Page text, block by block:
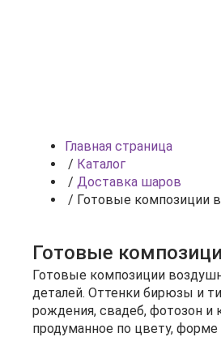
Главная страница
/ Каталог
/ Доставка шаров
/ Готовые композиции
Готовые
Готовые композиции
деталей. Оттенки бирюзы и
рождения, свадеб, фотозон и
продуманное по цвету, форме